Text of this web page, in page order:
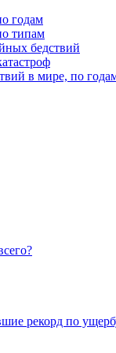
годам
типам
бедствий
в мире, по
рекорд по